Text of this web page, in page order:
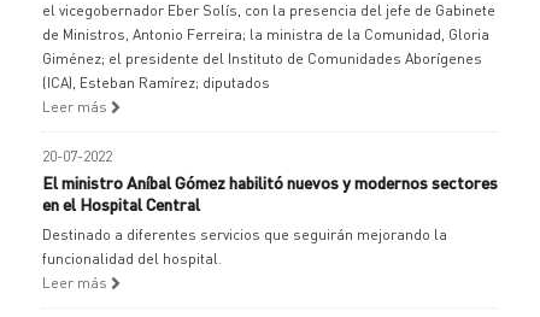
el vicegobernador Eber Solís, con la presencia del jefe de Gabinete
de Ministros, Antonio Ferreira; la ministra de la Comunidad, Gloria
Giménez; el presidente del Instituto de Comunidades Aborígenes
(ICA), Esteban Ramírez; diputados
Leer más
20-07-2022
El ministro Aníbal Gómez habilitó nuevos y modernos sectores
en el Hospital Central
Destinado a diferentes servicios que seguirán mejorando la
funcionalidad del hospital.
Leer más